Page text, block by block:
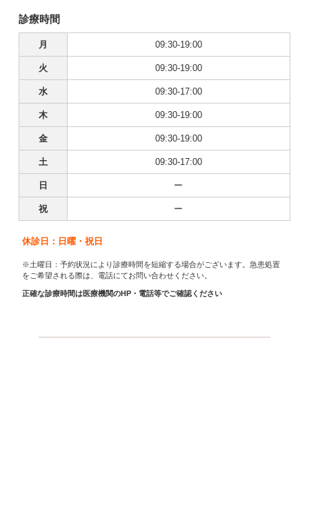
診療時間
月 09:30-19:00
火 09:30-19:00
水 09:30-17:00
木 09:30-19:00
金 09:30-19:00
土 09:30-17:00
日 ー
祝 ー
休診日：日曜・祝日
※土曜日：予約状況により診療時間を短縮する場合がございます。急患処置
をご希望される際は、電話にてお問い合わせください。
正確な診療時間は医療機関のHP・電話等でご確認ください